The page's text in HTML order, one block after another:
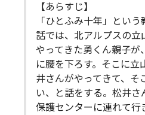
【あらすじ】
「ひとふみ十年」とい
話では、北アルプスの立
やってきた勇くん親子が
に腰を下ろす。そこに立
井さんがやってきて、そ
い、と話をする。松井
保護センターに連れて行